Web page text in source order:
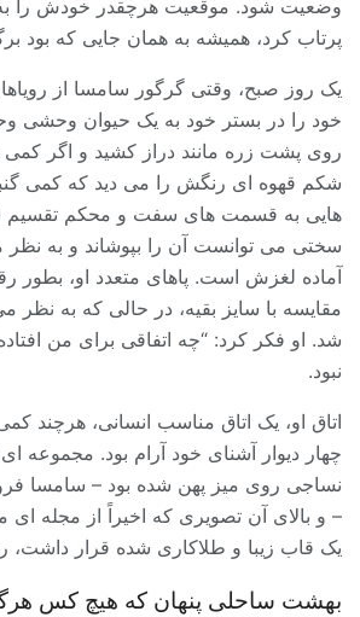
وضعیت شود. موقعیت هرچقدر خودش را
پرتاب کرد، همیشه به همان جایی که بود
یک روز صبح، وقتی گرگور سامسا از
خود را در بستر خود به یک حیوان وحشی
روی پشت زره مانند دراز کشید و اگر کمی
شکم قهوه ای رنگش را می دید که کمی
هایی به قسمت های سفت و محکم تقسیم
سختی می توانست آن را بپوشاند و به
آماده لغزش است. پاهای متعدد او، بطور
مقایسه با سایز بقیه، در حالی که به نظر
شد. او فکر کرد: “چه اتفاقی برای من
نبود.
اتاق او، یک اتاق مناسب انسانی، هرچند
چهار دیوار آشنای خود آرام بود. مجموعه
نساجی روی میز پهن شده بود – سامسا
– و بالای آن تصویری که اخیراً از مجله ای
یک قاب زیبا و طلاکاری شده قرار داشت،
بهشت ساحلی پنهان که هیچ کس